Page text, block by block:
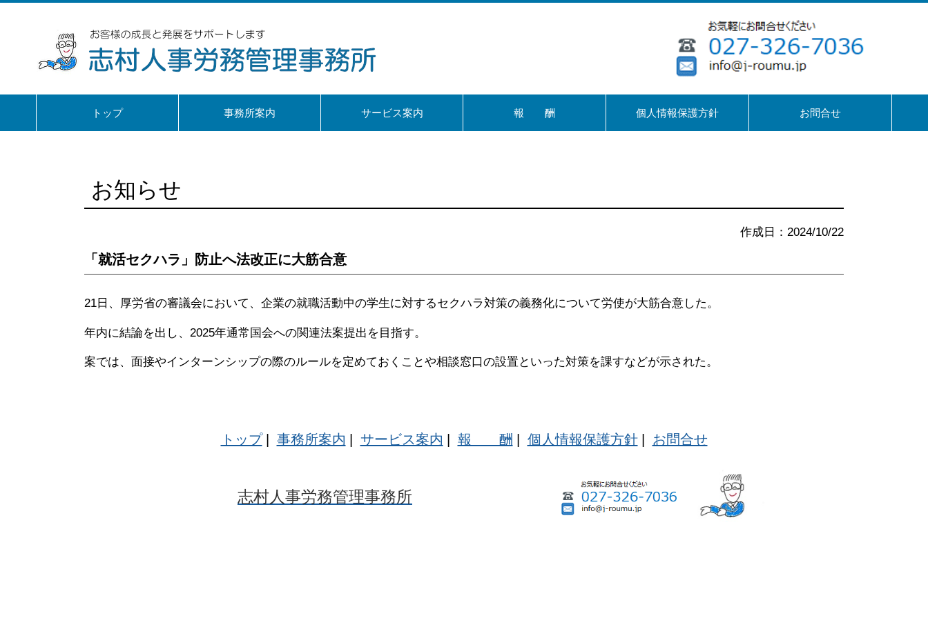
トップ 事務所案内 サービス案内 報 酬 個人情報保護方針 お問合せ
お知らせ
作成日：2024/10/22
「就活セクハラ」防止へ法改正に大筋合意
21日、厚労省の審議会において、企業の就職活動中の学生に対するセクハラ対策の義務化について労使が大筋合意した。
年内に結論を出し、2025年通常国会への関連法案提出を目指す。
案では、面接やインターンシップの際のルールを定めておくことや相談窓口の設置といった対策を課すなどが示された。
トップ | 事務所案内 | サービス案内 | 報 酬 | 個人情報保護方針 | お問合せ
志村人事労務管理事務所